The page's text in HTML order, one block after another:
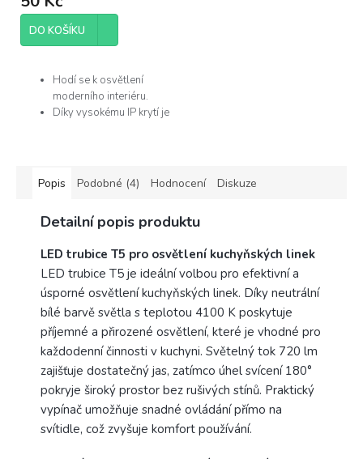
DO KOŠÍKU
Hodí se k osvětlení
moderního interiéru.
Díky vysokému IP krytí je
balení.
Popis Podobné (4) Hodnocení Diskuze
Detailní popis produktu
LED trubice T5 pro osvětlení kuchyňských linek
LED trubice T5 je ideální volbou pro efektivní a
úsporné osvětlení kuchyňských linek. Díky neutrální
bílé barvě světla s teplotou 4100 K poskytuje
příjemné a přirozené osvětlení, které je vhodné pro
každodenní činnosti v kuchyni. Světelný tok 720 lm
zajišťuje dostatečný jas, zatímco úhel svícení 180°
pokryje široký prostor bez rušivých stínů. Praktický
vypínač umožňuje snadné ovládání přímo na
svítidle, což zvyšuje komfort používání.